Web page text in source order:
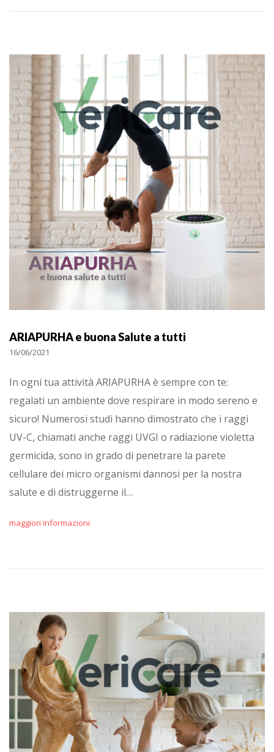
ARIAPURHA e buona Salute a tutti
16/06/2021
In ogni tua attività ARIAPURHA è sempre con te:
regalati un ambiente dove respirare in modo sereno e
sicuro! Numerosi studi hanno dimostrato che i raggi
UV-C, chiamati anche raggi UVGI o radiazione violetta
germicida, sono in grado di penetrare la parete
cellulare dei micro organismi dannosi per la nostra
salute e di distruggerne il…
maggiori informazioni